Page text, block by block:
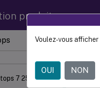
produit
7 2511
Ce contenu a
Citrix
Voulez-vous
OUI NON